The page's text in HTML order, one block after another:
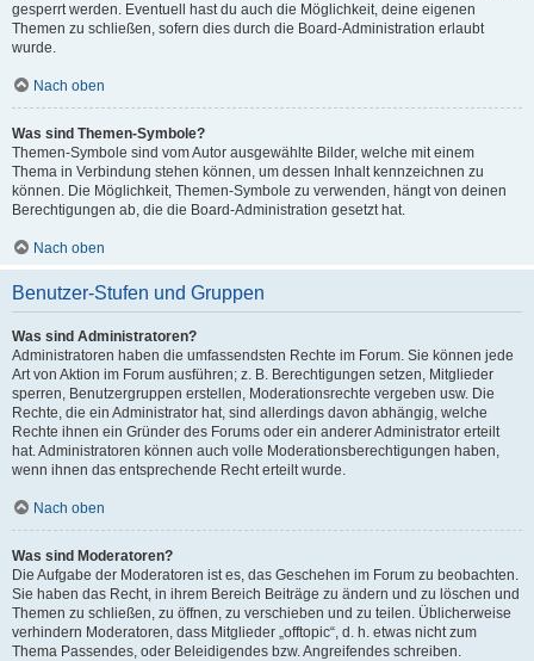
gesperrt werden. Eventuell hast du auch die Möglichkeit, deine eigenen
Themen zu schließen, sofern dies durch die Board-Administration erlaubt
wurde.
Nach oben
Was sind Themen-Symbole?
Themen-Symbole sind vom Autor ausgewählte Bilder, welche mit einem
Thema in Verbindung stehen können, um dessen Inhalt kennzeichnen zu
können. Die Möglichkeit, Themen-Symbole zu verwenden, hängt von deinen
Berechtigungen ab, die die Board-Administration gesetzt hat.
Nach oben
Benutzer-Stufen und Gruppen
Was sind Administratoren?
Administratoren haben die umfassendsten Rechte im Forum. Sie können jede
Art von Aktion im Forum ausführen; z. B. Berechtigungen setzen, Mitglieder
sperren, Benutzergruppen erstellen, Moderationsrechte vergeben usw. Die
Rechte, die ein Administrator hat, sind allerdings davon abhängig, welche
Rechte ihnen ein Gründer des Forums oder ein anderer Administrator erteilt
hat. Administratoren können auch volle Moderationsberechtigungen haben,
wenn ihnen das entsprechende Recht erteilt wurde.
Nach oben
Was sind Moderatoren?
Die Aufgabe der Moderatoren ist es, das Geschehen im Forum zu beobachten.
Sie haben das Recht, in ihrem Bereich Beiträge zu ändern und zu löschen und
Themen zu schließen, zu öffnen, zu verschieben und zu teilen. Üblicherweise
verhindern Moderatoren, dass Mitglieder „offtopic“, d. h. etwas nicht zum
Thema Passendes, oder Beleidigendes bzw. Angreifendes schreiben.